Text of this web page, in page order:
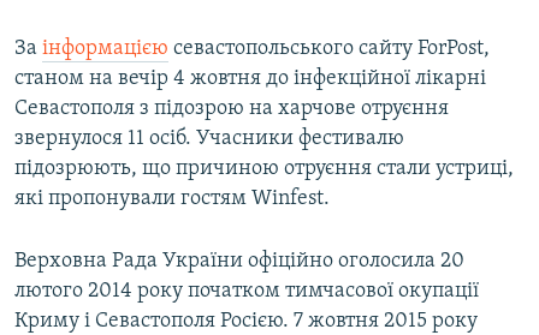
За інформацією севастопольського сайту ForPost,
станом на вечір 4 жовтня до інфекційної лікарні
Севастополя з підозрою на харчове отруєння
звернулося 11 осіб. Учасники фестивалю
підозрюють, що причиною отруєння стали устриці,
які пропонували гостям Winfest.
Верховна Рада України офіційно оголосила 20
лютого 2014 року початком тимчасової окупації
Криму і Севастополя Росією. 7 жовтня 2015 року